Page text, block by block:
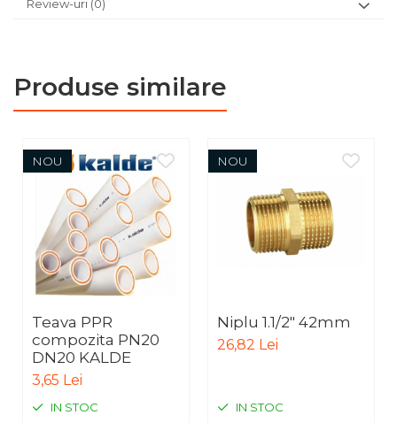
Review-uri (0)
Produse similare
NOU
Teava PPR
compozita PN20
DN20 KALDE
3,65 Lei
IN STOC
NOU
Niplu 1.1/2" 42mm
26,82 Lei
IN STOC